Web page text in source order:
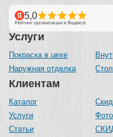
Услуги
Покраска в цехе
Наружная отделка
Клиентам
Каталог
Услуги
Статьи